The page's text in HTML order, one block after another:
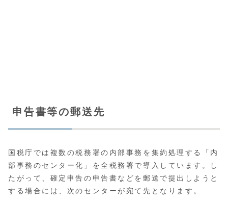
申告書等の郵送先
国税庁では複数の税務署の内部事務を集約処理する「内
部事務のセンター化」を全税務署で導入しています。し
たがって、確定申告の申告書などを郵送で提出しようと
する場合には、次のセンターが宛て先となります。